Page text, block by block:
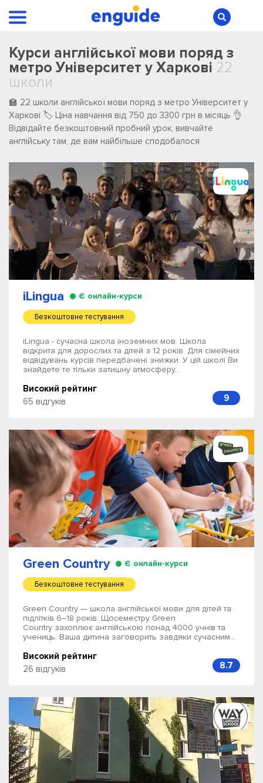
Курси англійської мови поряд з
метро Університет у Харкові 22
школи
🏫 22 школи англійської мови поряд з метро Університет у
Харкові 🏷️ Ціна навчання від 750 до 3300 грн в місяць 👌
Відвідайте безкоштовний пробний урок, вивчайте
англійську там, де вам найбільше сподобалося
iLingua Є онлайн-курси
Безкоштовне тестування
iLingua - сучасна школа іноземних мов. Школа
відкрита для дорослих та дітей з 12 років. Для сімейних
відвідувань курсів передбачені знижки. У цій школі Ви
знайдете те тільки затишну атмосферу...
Високий рейтинг
65 відгуків
9
Green Country Є онлайн-курси
Безкоштовне тестування
Green Country — школа англійської мови для дітей та
підлітків 6–18 років. Щосеместру Green
Country захоплює англійською понад 4000 учнів та
учениць. Ваша дитина заговорить завдяки сучасним...
Високий рейтинг
26 відгуків
8.7